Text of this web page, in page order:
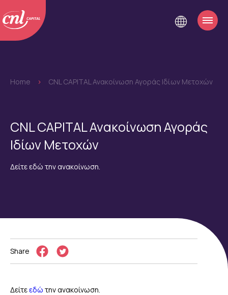
Home > CNL CAPITAL Ανακοίνωση Αγοράς Ιδίων Μετοχών
CNL CAPITAL Ανακοίνωση Αγοράς
Ιδίων Μετοχών
Δείτε εδώ την ανακοίνωση.
Share
Δείτεεδώ την ανακοίνωση.